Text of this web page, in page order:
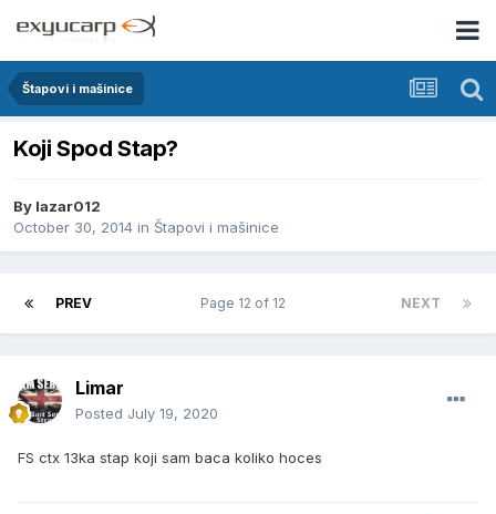
Štapovi i mašinice
Koji Spod Stap?
By lazar012
October 30, 2014 in Štapovi i mašinice
PREV NEXT
Page 12 of 12
Limar
Posted July 19, 2020
FS ctx 13ka stap koji sam baca koliko hoces